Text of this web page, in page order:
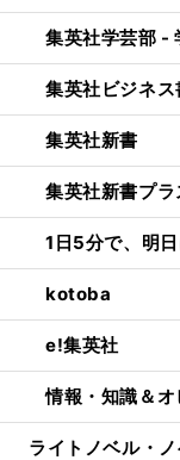
集英社学芸部 -
集英社ビジネス
集英社新書
集英社新書プ
1日5分で、明
kotoba
e!集英社
情報・知識＆
ライトノベル・